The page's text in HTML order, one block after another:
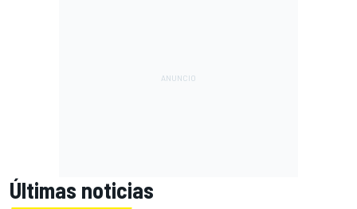
Últimas noticias